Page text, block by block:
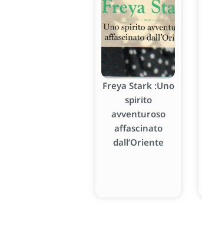
Freya Stark :Uno
spirito
avventuroso
affascinato
dall’Oriente